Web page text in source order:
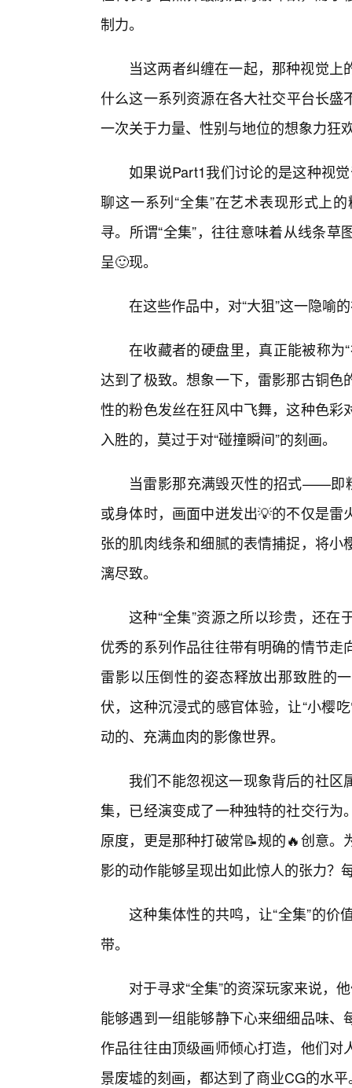
制力。
当这两者纠缠在一起，那种视觉
什么这一系列资源在各大社交平台长
一次关于力量、性别与地位的想象力狂
如果说Part1我们讨论的是这种视
聊这一系列“全集”在艺术表现形式上
寻。所谓“全集”，往往意味着从线条
呈🙂现。
在这些作品中，对“大狙”这一隐喻
在收藏者的硬盘里，真正能被称为
达到了极致。想象一下，雷影那古铜
性的粉色发丝在狂风中飞舞，这种色
入胜的，莫过于对“碰撞瞬间”的刻画。
当雷影那充满毁灭性的招式——即
或身体时，画面中迸发出💡的不仅是
张的肌肉线条和细腻的表情捕捉，将
漓尽致。
这种“全集”资源之所以珍贵，还
优秀的系列作品往往带有明确的情节
雷影以压倒性的姿态释放出那致胜的
伏，这种沉浸式的感官体验，让“小樱
动的、充满血肉的影像世界。
我们不能忽视这一现象背后的社
集，已经演变成了一种独特的社交行
原度，更是那种打破常📝规的🔥创意
影的动作能够呈现出如此惊人的张力？
这种集体性的共鸣，让“全集”的
带。
对于寻求“全集”的资深玩家来说，
能够遇到一组能够静下心来细细品味
作品往往由顶级画师倾心打造，他们
景废墟的刻画，都达到了商业CG的水平